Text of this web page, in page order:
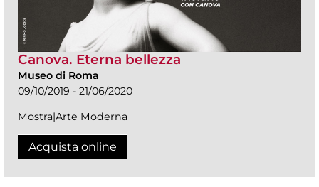
Canova. Eterna bellezza
Museo di Roma
09/10/2019 - 21/06/2020
Mostra|Arte Moderna
Acquista online